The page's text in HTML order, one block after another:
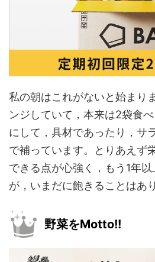
私の朝はこれがないと始まり
ンジしていて，本来は2袋食
にして，具材であったり，サ
で補っています。とりあえず
できる点が心強く，もう1年
が，いまだに飽きることはあ
野菜をMotto!!